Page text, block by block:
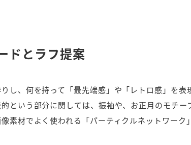
ドとラフ提案
し、何を持って「最先端感」や「レトロ感」を表
という部分に関しては、振袖や、お正月のモチ
素材でよく使われる「パーティクルネットワー